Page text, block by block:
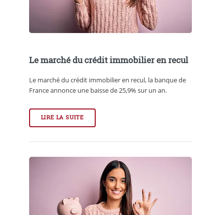
Le marché du crédit immobilier en recul
Le marché du crédit immobilier en recul, la banque de
France annonce une baisse de 25,9% sur un an.
LIRE LA SUITE